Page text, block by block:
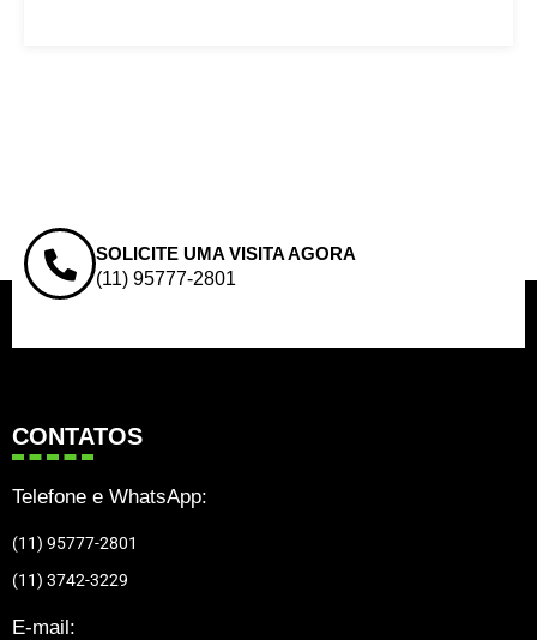
SOLICITE UMA VISITA AGORA
(11) 95777-2801
CONTATOS
Telefone e WhatsApp:
(11) 95777-2801
(11) 3742-3229
E-mail: